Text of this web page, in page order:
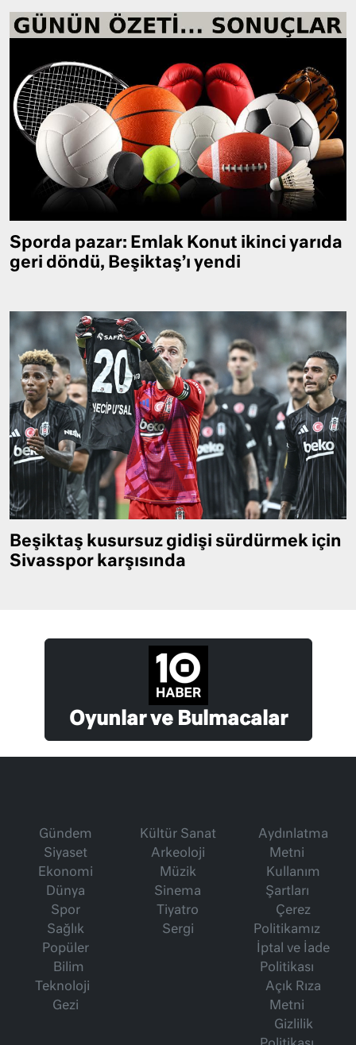
Sporda pazar: Emlak Konut ikinci yarıda
geri döndü, Beşiktaş’ı yendi
Beşiktaş kusursuz gidişi sürdürmek için
Sivasspor karşısında
Oyunlar ve Bulmacalar
Gündem
Siyaset
Ekonomi
Dünya
Spor
Sağlık
Popüler
Bilim
Teknoloji
Gezi
Kültür Sanat
Arkeoloji
Müzik
Sinema
Tiyatro
Sergi
Aydınlatma
Metni
Kullanım
Şartları
Çerez
Politikamız
İptal ve İade
Politikası
Açık Rıza
Metni
Gizlilik